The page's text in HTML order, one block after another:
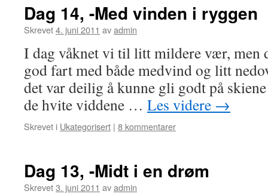
Dag 14, -Med vinden i ryggen
Skrevet4. juni 2011 avadmin
I dag våknet vi til litt mildere vær, men
god fart med både medvind og litt
det var deilig å kunne gli godt på
de hvite viddene … Les videre →
Skrevet i Ukategorisert | 8 kommentarer
Dag 13, -Midt i en drøm
Skrevet3. juni 2011 avadmin